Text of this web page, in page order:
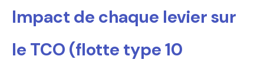
Impact de chaque levier sur
le TCO (flotte type 10